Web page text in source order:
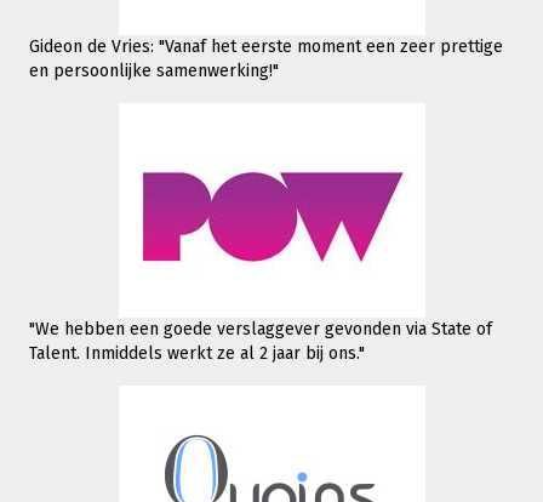
Gideon de Vries: "Vanaf het eerste moment een zeer prettige
en persoonlijke samenwerking!"
"We hebben een goede verslaggever gevonden via State of
Talent. Inmiddels werktze al 2 jaar bij ons."